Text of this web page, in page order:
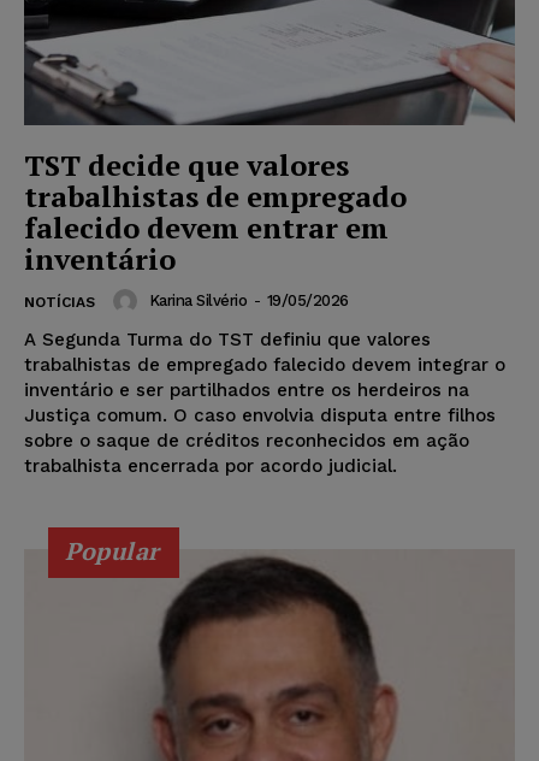
TST decide que valores
trabalhistas de empregado
falecido devem entrar em
inventário
NOTÍCIAS Karina Silvério - 19/05/2026
A Segunda Turma do TST definiu que valores
trabalhistas de empregado falecido devem integrar o
inventário e ser partilhados entre os herdeiros na
Justiça comum. O caso envolvia disputa entre filhos
sobre o saque de créditos reconhecidos em ação
trabalhista encerrada por acordo judicial.
Popular